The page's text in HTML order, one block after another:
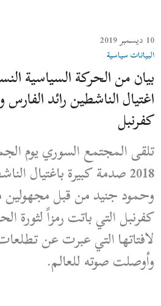
10 ديسمبر 2019
البيانات سياسية
بيان من الحركة السياسية
اغتيال الناشطين رائد
كفرنبل
2018 صدمة كبيرة باغتيال
وحمود جنيد من قبل مجهولين
كفرنبل التي باتت رمزاً لثورة
لافتاتها التي عبرت عن
وأوصلت صوته للعالم.